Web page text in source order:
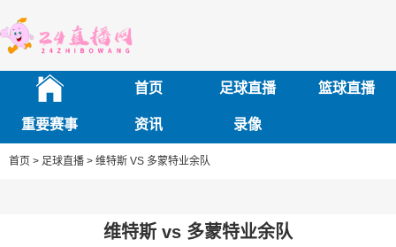
首页 足球直播 篮球直播
重要赛事 资讯 录像
首页 > 足球直播 > 维特斯 VS 多蒙特业余队
维特斯 vs 多蒙特业余队